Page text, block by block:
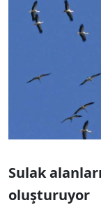
Sulak
oluşturuyor